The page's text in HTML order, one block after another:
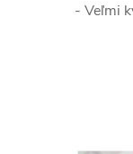
- Veľmi